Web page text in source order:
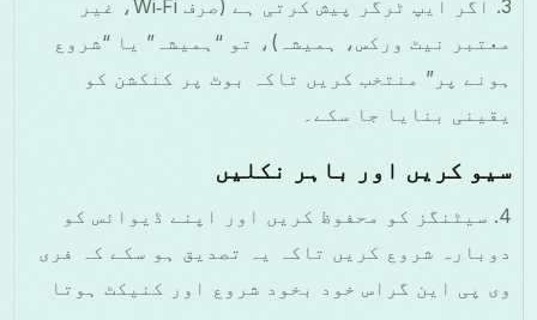
3. اگر ایپ ٹرگر پیش کرتی ہے (صرف Wi‑Fi، غیر
معتبر نیٹ ورکس، ہمیشہ)، تو “ہمیشہ” یا “شروع
ہونے پر” منتخب کریں تاکہ بوٹ پر کنکشن کو
یقینی بنایا جا سکے۔
سیو کریں اور باہر نکلیں
4. سیٹنگز کو محفوظ کریں اور اپنے ڈیوائس کو
دوبارہ شروع کریں تاکہ یہ تصدیق ہو سکے کہ فری
وی پی این گراس خود بخود شروع اور کنیکٹ ہوتا